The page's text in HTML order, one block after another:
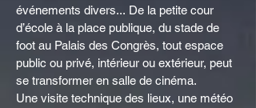
événements divers... De la petite cour
d’école à la place publique, du stade de
foot au Palais des Congrès, tout espace
public ou privé, intérieur ou extérieur, peut
se transformer en salle de cinéma.
Une visite technique des lieux, une météo